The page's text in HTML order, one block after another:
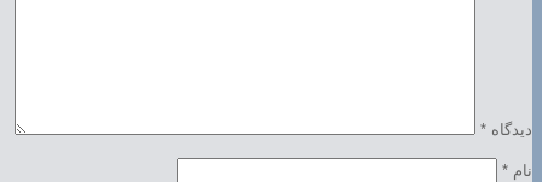
دیدگاه *
نام *